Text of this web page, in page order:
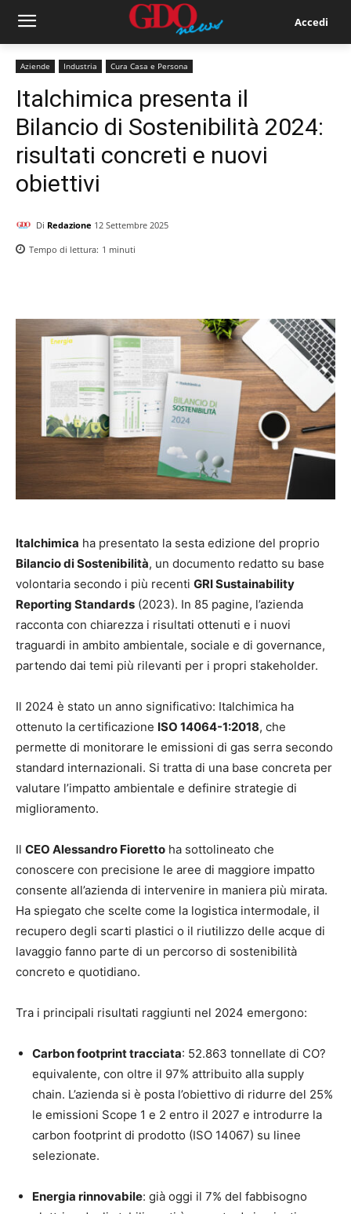
Accedi
Aziende Industria Cura Casa e Persona
Italchimica presenta il
Bilancio di Sostenibilità 2024:
risultati concreti e nuovi
obiettivi
Di Redazione 12 Settembre 2025
Tempo di lettura: 1 minuti
Italchimica ha presentato la sesta edizione del proprio
Bilancio di Sostenibilità, un documento redatto su base
volontaria secondo i più recenti GRI Sustainability
Reporting Standards (2023). In 85 pagine, l’azienda
racconta con chiarezza i risultati ottenuti e i nuovi
traguardi in ambito ambientale, sociale e di governance,
partendo dai temi più rilevanti per i propri stakeholder.
Il 2024 è stato un anno significativo: Italchimica ha
ottenuto la certificazione ISO 14064-1:2018, che
permette di monitorare le emissioni di gas serra secondo
standard internazionali. Si tratta di una base concreta per
valutare l’impatto ambientale e definire strategie di
miglioramento.
Il CEO Alessandro Fioretto ha sottolineato che
conoscere con precisione le aree di maggiore impatto
consente all’azienda di intervenire in maniera più mirata.
Ha spiegato che scelte come la logistica intermodale, il
recupero degli scarti plastici o il riutilizzo delle acque di
lavaggio fanno parte di un percorso di sostenibilità
concreto e quotidiano.
Tra i principali risultati raggiunti nel 2024 emergono:
Carbon footprint tracciata: 52.863 tonnellate di CO?
equivalente, con oltre il 97% attribuito alla supply
chain. L’azienda si è posta l’obiettivo di ridurre del 25%
le emissioni Scope 1 e 2 entro il 2027 e introdurre la
carbon footprint di prodotto (ISO 14067) su linee
selezionate.
Energia rinnovabile: già oggi il 7% del fabbisogno